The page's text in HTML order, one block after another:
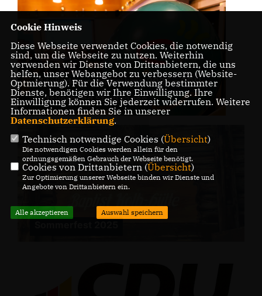
Mitgliederversammlung 2025 - CDU-
Ortsverband Steißlingen
Cookie Hinweis
Diese Webseite verwendet Cookies, die notwendig
sind, um die Webseite zu nutzen. Weiterhin
verwenden wir Dienste von Drittanbietern, die uns
helfen, unser Webangebot zu verbessern (Website-
Optmierung). Für die Verwendung bestimmter
Dienste, benötigen wir Ihre Einwilligung. Ihre
Einwilligung können Sie jederzeit widerrufen. Weitere
Informationen finden Sie in unserer
Datenschutzerklärung.
Technisch notwendige Cookies (Übersicht)
Die notwendigen Cookies werden allein für den
ordnungsgemäßen Gebrauch der Webseite benötigt.
Cookies von Drittanbietern (Übersicht)
Zur Optimierung unserer Webseite binden wir Dienste und
Angebote von Drittanbietern ein.
Alle akzeptieren Auswahl speichern